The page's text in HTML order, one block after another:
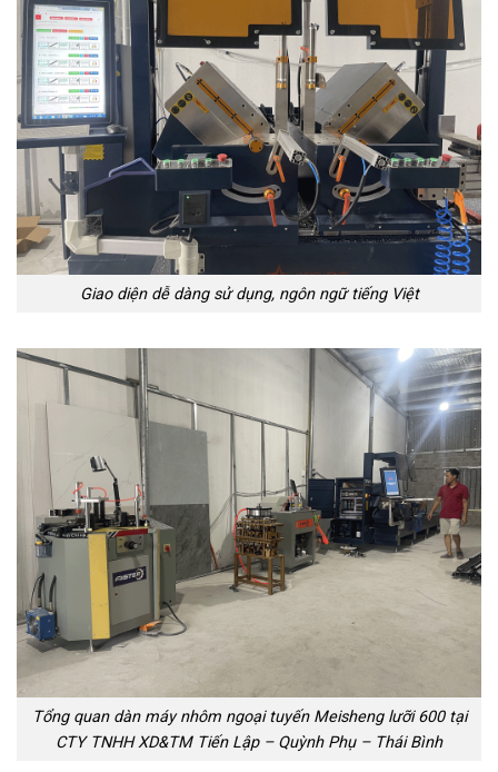
Giao diện dễ dàng sử dụng, ngôn ngữ tiếng Việt
Tổng quan dàn máy nhôm ngoại tuyến Meisheng lưỡi 600 tại
CTY TNHH XD&TM Tiến Lập – Quỳnh Phụ – Thái Bình